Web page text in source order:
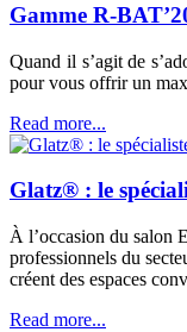
Gamme R-
Quand il s’agit de
pour vous offrir un
Read more...
Glatz® : le
À l’occasion du salon
professionnels du
créent des espaces
Read more...